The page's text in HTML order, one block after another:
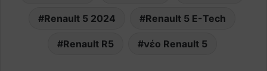
Renault 5 2024 Renault 5 E-Tech
Renault R5 νέο Renault 5